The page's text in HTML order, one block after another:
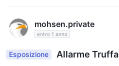
mohsen.private
entro 1 anno
Esposizione Allarme Truffa